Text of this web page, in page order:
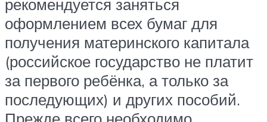
рекомендуется заняться
оформлением всех бумаг для
получения материнского капитала
(российское государство не платит
за первого ребёнка, а только за
последующих) и других пособий.